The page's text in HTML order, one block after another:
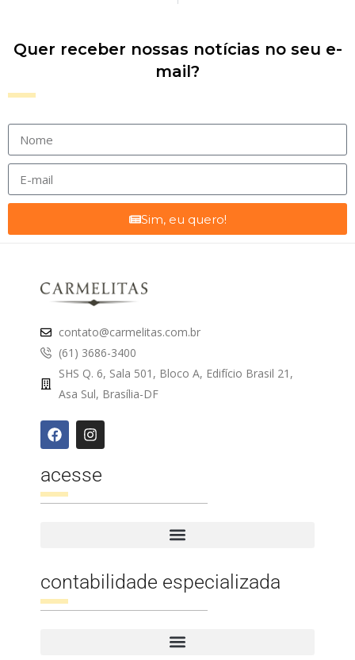
Quer receber nossas notícias no seu e-
mail?
Sim, eu quero!
contato@carmelitas.com.br
(61) 3686-3400
SHS Q. 6, Sala 501, Bloco A, Edifício Brasil 21,
Asa Sul, Brasília-DF
acesse
contabilidade especializada